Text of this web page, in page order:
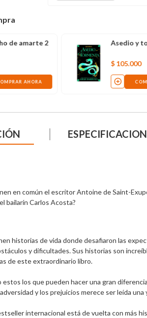
de amarte 2
AHORA
Asedio y
$ 105.000
en común el escritor Antoine de Saint-
bailarín Carlos Acosta?
historias de vida donde desafiaron las
y dificultades. Sus historias son
de este extraordinario libro.
estos los que pueden hacer una gran
y los prejuicios merece ser leída una
internacional está de vuelta con más